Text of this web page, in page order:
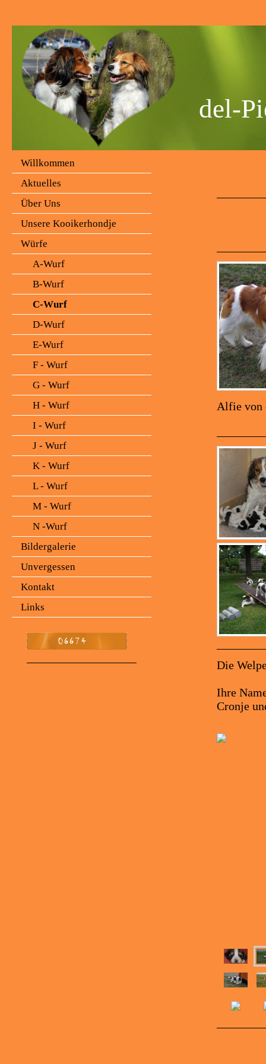
del-
Willkommen
Aktuelles
Über Uns
Unsere Kooikerhondje
Würfe
A-Wurf
B-Wurf
C-Wurf
D-Wurf
E-Wurf
F - Wurf
G - Wurf
H - Wurf
I - Wurf
J - Wurf
K - Wurf
L - Wurf
M - Wurf
N -Wurf
Bildergalerie
Unvergessen
Kontakt
Links
Alfie
Die
Ihre
Cronje